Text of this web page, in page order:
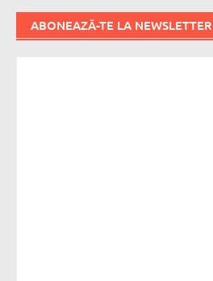
ABONEAZĂ-TE LA NEWSLETTER